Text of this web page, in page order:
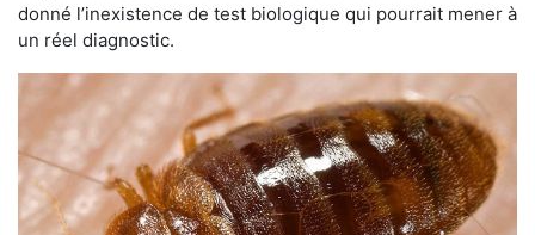
donné l’inexistence de test biologique qui pourrait mener à
un réel diagnostic.